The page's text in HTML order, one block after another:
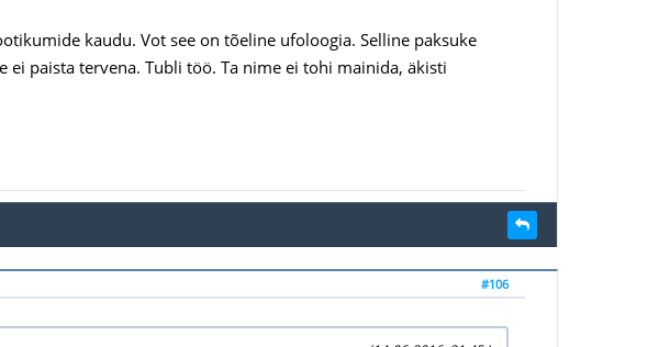
kaudu. Vot see on tõeline ufoloogia. Selline paksuke
ei paista tervena. Tubli töö. Ta nime ei tohi mainida, äkisti
#106